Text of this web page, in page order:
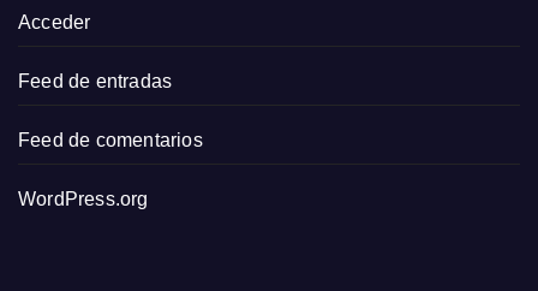
Acceder
Feed de entradas
Feed de comentarios
WordPress.org